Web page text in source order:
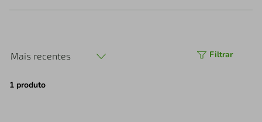
Mais recentes Filtrar
1 produto
perfume
4º